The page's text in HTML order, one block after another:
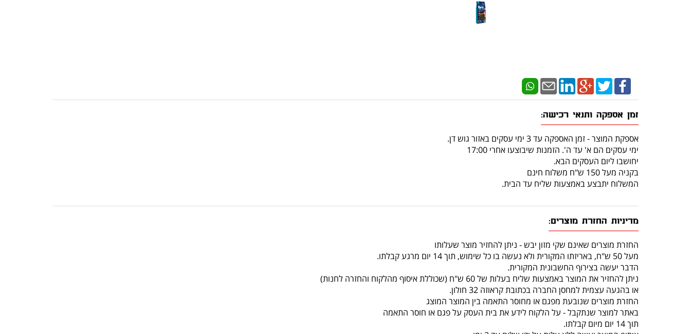
זמן אספקה ותנאי רכישה:
אספקת המוצר - זמן האספקה עד 3 ימי עסקים באזור גוש דן.
ימי עסקים הם א' עד ה'. הזמנות שיבוצעו אחרי 17:00
יחושבו ליום העסקים הבא.
בקניה מעל 150 ש"ח משלוח חינם
המשלוח יתבצע באמצעות שליח עד הבית.
מדיניות החזרת מוצרים:
החזרת מוצרים שאינם שקי מזון יבש - ניתן להחזיר מוצר שעלותו
מעל 50 ש"ח, באריזתו המקורית ולא נעשה בו כל שימוש, תוך 14 יום מרגע קבלתו.
הדבר יעשה בצירוף החשבונית המקורית.
ניתן להחזיר את המוצר באמצעות שליח בעלות של 60 ש"ח (שכוללת איסוף מהלקוח והחזרה לחנות)
או בהגעה עצמית למחסן החברה בכתובת קראוזה 32 חולון.
החזרת מוצרים שנובעת מפגם או מחוסר התאמה בין המוצר המוצג
באתר למוצר שנתקבל - על הלקוח לידע את בית העסק על פגם או חוסר התאמה
תוך 14 יום מיום קבלתו.